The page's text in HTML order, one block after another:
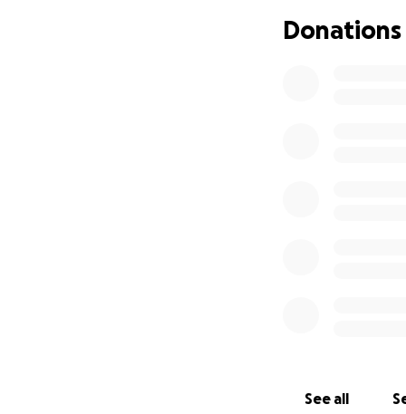
Donations
See all